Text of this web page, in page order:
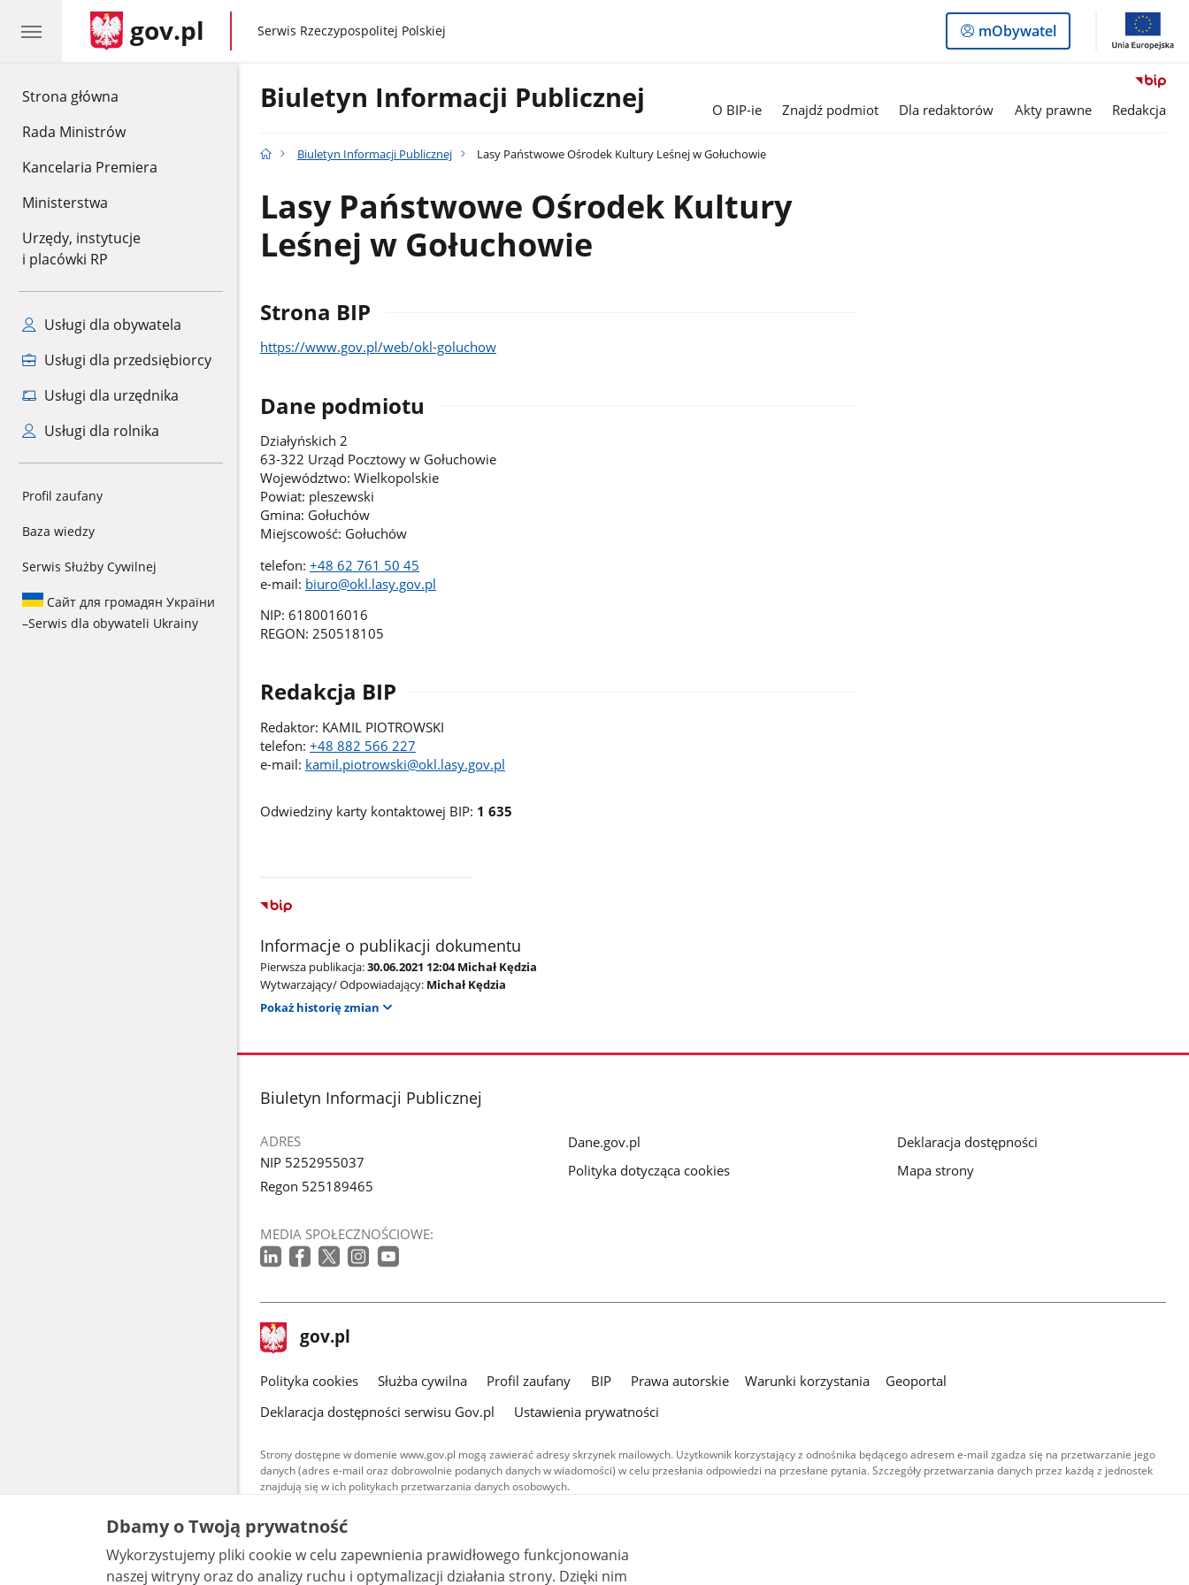
Strona główna
Rada Ministrów
Kancelaria Premiera
Ministerstwa
Urzędy, instytucje
i placówki RP
Usługi dla obywatela
Usługi dla przedsiębiorcy
Usługi dla urzędnika
Usługi dla rolnika
Profil zaufany
Baza wiedzy
Serwis Służby Cywilnej
Сайт для громадян України
–Serwis dla obywateli Ukrainy
gov.pl gov.pl
Serwis Rzeczypospolitej Polskiej
Logowanie
do
mObywatel
Biuletyn Informacji Publicznej O BIP-ie Znajdź podmiot Dla redaktorów Akty prawne Redakcja
Biuletyn Informacji Publicznej Lasy Państwowe Ośrodek Kultury Leśnej w Gołuchowie
Lasy Państwowe Ośrodek Kultury
Leśnej w Gołuchowie
Strona BIP
https://www.gov.pl/web/okl-goluchow
Dane podmiotu
Działyńskich 2
63-322 Urząd Pocztowy w Gołuchowie
Województwo: Wielkopolskie
Powiat: pleszewski
Gmina: Gołuchów
Miejscowość: Gołuchów
telefon: +48 62 761 50 45
e-mail: biuro@okl.lasy.gov.pl
NIP: 6180016016
REGON: 250518105
Redakcja BIP
Redaktor: KAMIL PIOTROWSKI
telefon: +48 882 566 227
e-mail: kamil.piotrowski@okl.lasy.gov.pl
Odwiedziny karty kontaktowej BIP: 1 635
Informacje o publikacji dokumentu
Pierwsza publikacja:30.06.2021 12:04 Michał Kędzia
Wytwarzający/ Odpowiadający: Michał Kędzia
Pokaż historię zmian
stopka
Biuletyn Informacji Publicznej
ADRES
NIP 5252955037
Regon 525189465
MEDIA SPOŁECZNOŚCIOWE:
Dane.gov.pl
Polityka dotycząca cookies
Deklaracja dostępności
Mapa strony
stopka
gov.pl Strona
gov.pl
gov.pl
Polityka cookies Służba cywilna Profil zaufany BIP Prawa autorskie Warunki korzystania
Geoportal
Deklaracja dostępności serwisu Gov.pl
Ustawienia prywatności
Strony dostępne w domenie www.gov.pl mogą zawierać adresy skrzynek mailowych. Użytkownik korzystający z odnośnika będącego adresem e-mail zgadza się na przetwarzanie jego
danych (adres e-mail oraz dobrowolnie podanych danych w wiadomości) w celu przesłania odpowiedzi na przesłane pytania. Szczegóły przetwarzania danych przez każdą z jednostek
znajdują się w ich politykach przetwarzania danych osobowych.
Treści tekstowe publikowane w serwisie (z wyłączeniem treści audiowizualnych), są
udostępniane na licencji typu Creative Commons: uznanie autorstwa - na tych samych
warunkach 4.0 (CC BY-SA 4.0). Materiały audiowizualne, w tym zdjęcia, materiały audio i wideo,
są udostępniane na licencji typu Creative Commons: uznanie autorstwa użycie niekomercyjne -
bez utworów zależnych 4.0 (CC BY-NC-ND 4.0), o ile nie jest to stwierdzone inaczej.
Dbamy o Twoją prywatność
Wykorzystujemy pliki cookie w celu zapewnienia prawidłowego funkcjonowania
naszej witryny oraz do analizy ruchu i optymalizacji działania strony. Dzięki nim